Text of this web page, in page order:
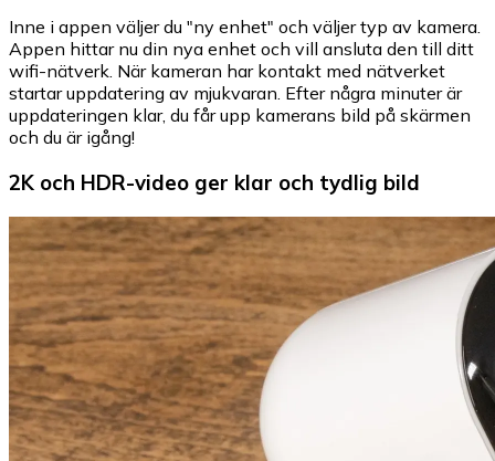
Inne i appen väljer du "ny enhet" och väljer typ av kamera.
Appen hittar nu din nya enhet och vill ansluta den till ditt
wifi-nätverk. När kameran har kontakt med nätverket
startar uppdatering av mjukvaran. Efter några minuter är
uppdateringen klar, du får upp kamerans bild på skärmen
och du är igång!
2K och HDR-video ger klar och tydlig bild